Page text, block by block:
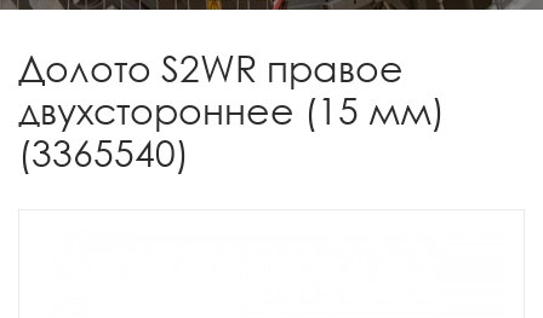
Долото S2WR правое
двухстороннее (15 мм)
(3365540)